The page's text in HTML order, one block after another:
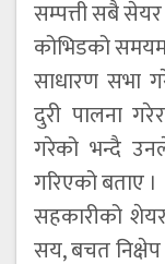
सम्पत्ती सबै
कोभिडको समयमा
साधारण सभा
दुरी पालना
गरेको भन्दै
गरिएको बताए ।
सहकारीको
सय, बचत